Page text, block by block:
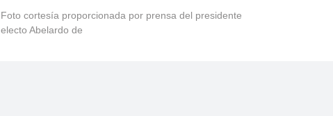
Foto cortesía proporcionada por prensa del presidente
electo Abelardo de